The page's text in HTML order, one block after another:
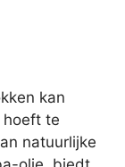
kan
te
natuurlijke